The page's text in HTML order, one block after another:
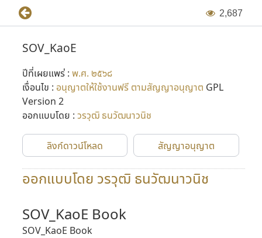
2,687
SOV_KaoE
ปีที่เผยแพร่ : พ.ศ. ๒๕๖๘
เงื่อนไข : อนุญาตให้ใช้งานฟรี ตามสัญญาอนุญาต GPL
Version 2
ออกแบบโดย : วรวุฒิ ธนวัฒนาวนิช
ลิงก์ดาวน์โหลด สัญญาอนุญาต
ออกแบบโดย วรวุฒิ ธนวัฒนาวนิช
SOV_KaoE Book
SOV_KaoE Book